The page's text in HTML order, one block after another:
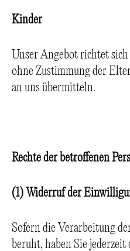
Kinder
Unser Angebot richtet
ohne Zustimmung der
an uns übermitteln.
Rechte der betroffenen
(1) Widerruf der
Sofern die Verarbeitung
beruht, haben Sie